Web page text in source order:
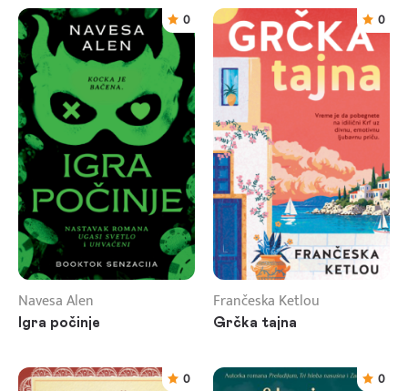
0
Navesa Alen
Igra počinje
0
Frančeska Ketlou
Grčka tajna
0 0